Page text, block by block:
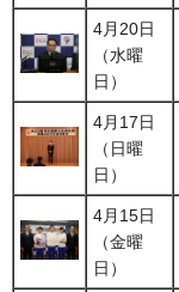
4月20日
（水曜
日）
4月17日
（日曜
日）
4月15日
（金曜
日）